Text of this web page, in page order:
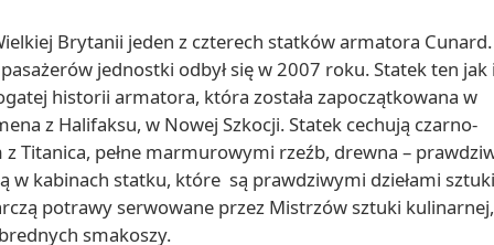
Brytanii jeden z czterech statków armatora Cunard.
jednostki odbył się w 2007 roku. Statek ten jak i
historii armatora, która została zapoczątkowana w
z Halifaksu, w Nowej Szkocji. Statek cechują czarno-
Titanica, pełne marmurowymi rzeźb, drewna –
w kabinach statku, które są prawdziwymi dziełami
potrawy serwowane przez Mistrzów sztuki kulinarnej,
smakoszy.